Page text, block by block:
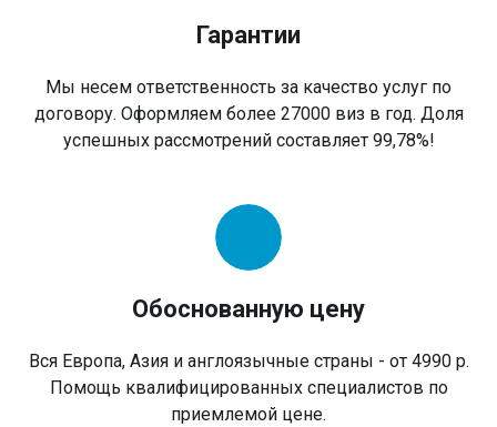
Гарантии
Мы несем ответственность за качество услуг по
договору. Оформляем более 27000 виз в год. Доля
успешных рассмотрений составляет 99,78%!
Обоснованную цену
Вся Европа, Азия и англоязычные страны - от 4990 р.
Помощь квалифицированных специалистов по
приемлемой цене.